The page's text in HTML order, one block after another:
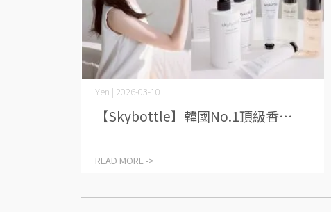
Yen | 2026-03-10
【Skybottle】韓國No.1頂級香⋯
READ MORE ->